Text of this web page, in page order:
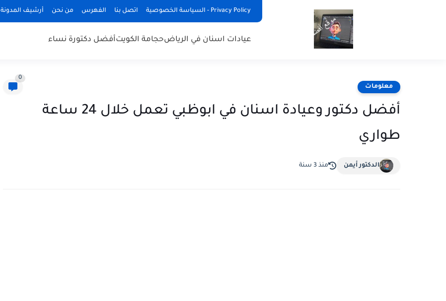
Privacy Policy - السياسة الخصوصية اتصل بنا الفهرس من نحن أرشيف المدونة
عيادات اسنان في الرياضحجامة الكويتأفضل دكتورة نساء
معلومات
0
أفضل دكتور وعيادة اسنان في ابوظبي تعمل خلال 24 ساعة
طواري
الدكتور أيمن منذ 3 سنة